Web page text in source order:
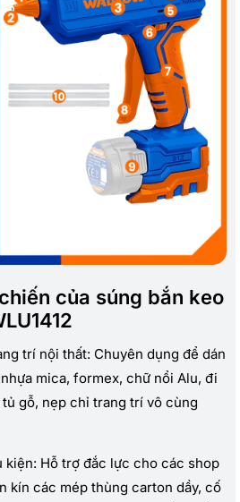
của súng bắn keo
trí nội thất: Chuyên dụng để dán
mica, formex, chữ nổi Alu, đi
gỗ, nẹp chỉ trang trí vô cùng
kiện: Hỗ trợ đắc lực cho các shop
kín các mép thùng carton dầy, cố